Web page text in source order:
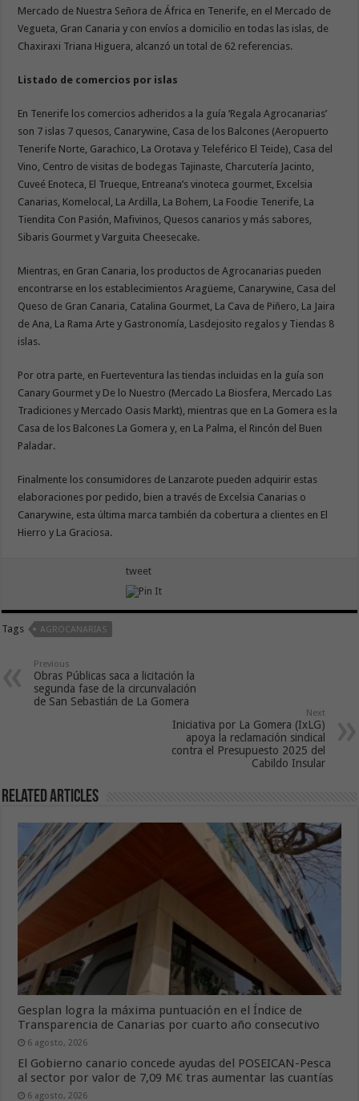
Mercado de Nuestra Señora de África en Tenerife, en el Mercado de
Vegueta, Gran Canaria y con envíos a domicilio en todas las islas, de
Chaxiraxi Triana Higuera, alcanzó un total de 62 referencias.
Listado de comercios por islas
En Tenerife los comercios adheridos a la guía ‘Regala Agrocanarias’
son 7 islas 7 quesos, Canarywine, Casa de los Balcones (Aeropuerto
Tenerife Norte, Garachico, La Orotava y Teleférico El Teide), Casa del
Vino, Centro de visitas de bodegas Tajinaste, Charcutería Jacinto,
Cuveé Enoteca, El Trueque, Entreana’s vinoteca gourmet, Excelsia
Canarias, Komelocal, La Ardilla, La Bohem, La Foodie Tenerife, La
Tiendita Con Pasión, Mafivinos, Quesos canarios y más sabores,
Sibaris Gourmet y Varguita Cheesecake.
Mientras, en Gran Canaria, los productos de Agrocanarias pueden
encontrarse en los establecimientos Aragüeme, Canarywine, Casa del
Queso de Gran Canaria, Catalina Gourmet, La Cava de Piñero, La Jaira
de Ana, La Rama Arte y Gastronomía, Lasdejosito regalos y Tiendas 8
islas.
Por otra parte, en Fuerteventura las tiendas incluidas en la guía son
Canary Gourmet y De lo Nuestro (Mercado La Biosfera, Mercado Las
Tradiciones y Mercado Oasis Markt), mientras que en La Gomera es la
Casa de los Balcones La Gomera y, en La Palma, el Rincón del Buen
Paladar.
Finalmente los consumidores de Lanzarote pueden adquirir estas
elaboraciones por pedido, bien a través de Excelsia Canarias o
Canarywine, esta última marca también da cobertura a clientes en El
Hierro y La Graciosa.
tweet
Tags AGROCANARIAS
Previous
Obras Públicas saca a licitación la
segunda fase de la circunvalación
de San Sebastián de La Gomera
Next
Iniciativa por La Gomera (IxLG)
apoya la reclamación sindical
contra el Presupuesto 2025 del
Cabildo Insular
Related Articles
Gesplan logra la máxima puntuación en el Índice de
Transparencia de Canarias por cuarto año consecutivo
6 agosto, 2026
El Gobierno canario concede ayudas del POSEICAN-Pesca
al sector por valor de 7,09 M€ tras aumentar las cuantías
6 agosto, 2026